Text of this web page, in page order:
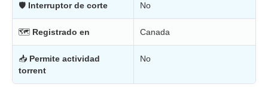
🛡 Interruptor de corte No
🗺 Registrado en Canada
📥 Permite actividad
torrent
No